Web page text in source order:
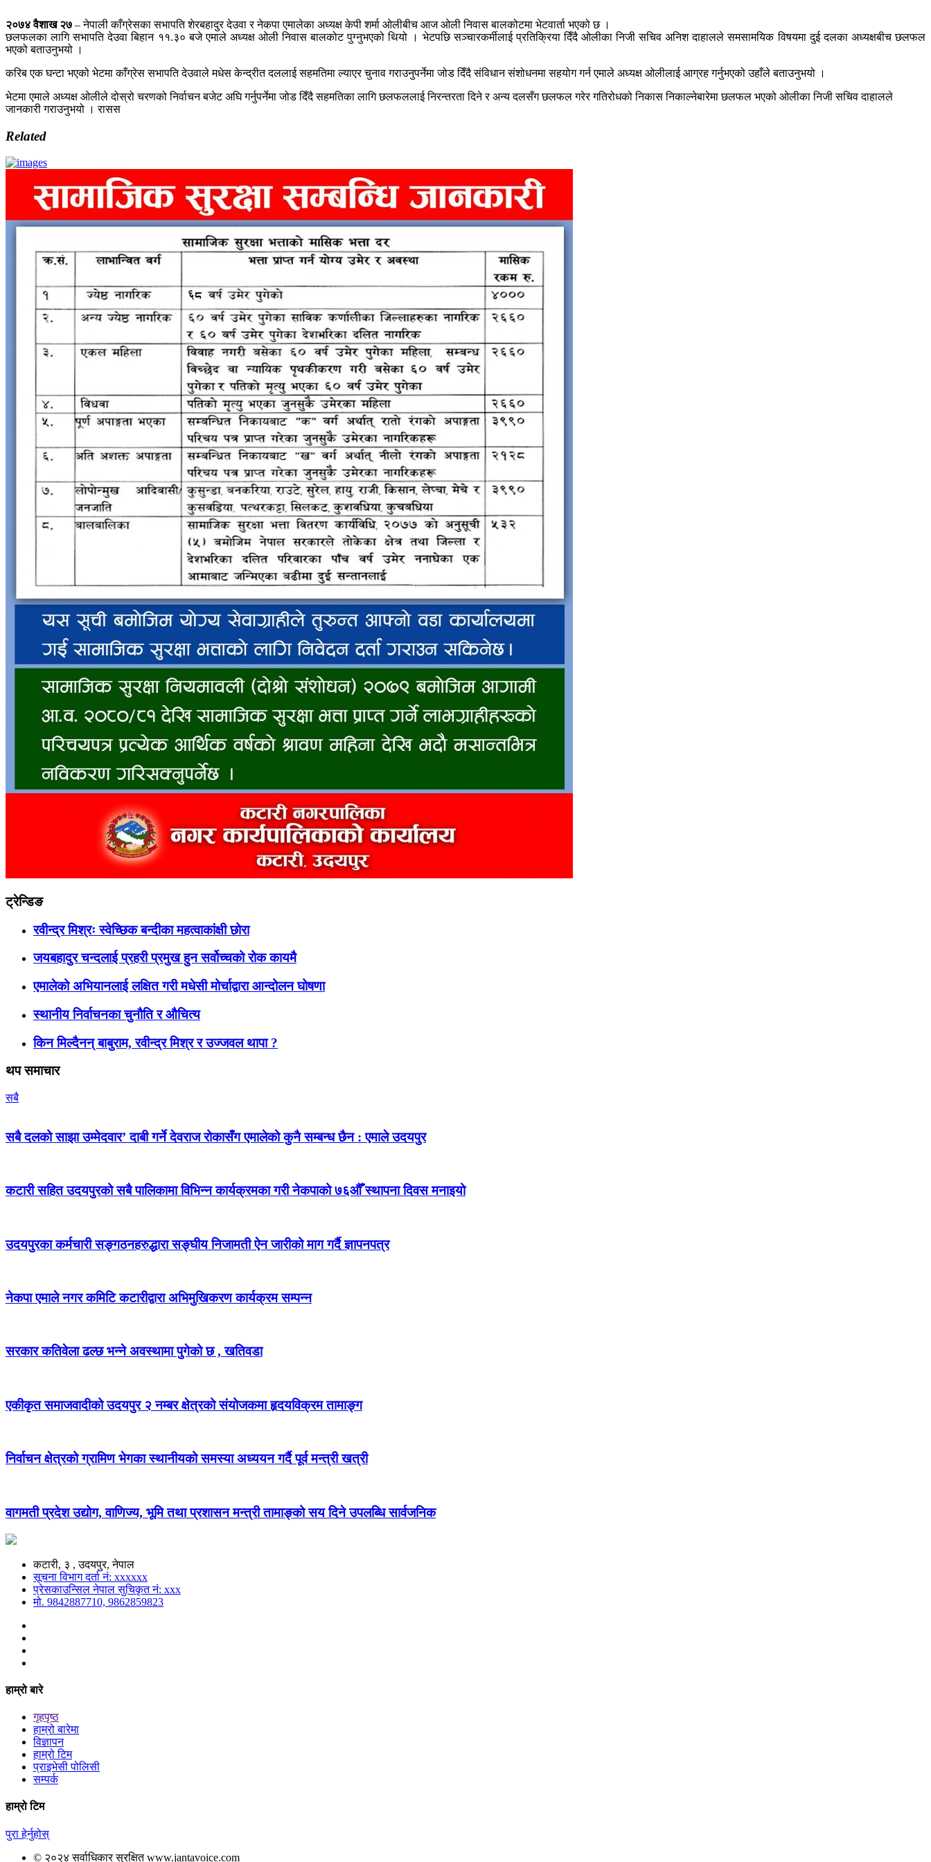
२०७४ वैशाख २७ – नेपाली काँग्रेसका सभापति शेरबहादुर देउवा र नेकपा एमालेका अध्यक्ष केपी शर्मा ओलीबीच आज ओली निवास बालकोटमा भेटवार्ता भएको छ ।
छलफलका लागि सभापति देउवा बिहान ११.३० बजे एमाले अध्यक्ष ओली निवास बालकोट पुग्नुभएको थियो । भेटपछि सञ्चारकर्मीलाई प्रतिक्रिया दिँदै ओलीका निजी सचिव अनिश दाहालले समसामयिक विषयमा दुई दलका अध्यक्षबीच छलफल
भएको बताउनुभयो ।
करिब एक घन्टा भएको भेटमा काँग्रेस सभापति देउवाले मधेस केन्द्रीत दललाई सहमतिमा ल्याएर चुनाव गराउनुपर्नेमा जोड दिँदै संविधान संशोधनमा सहयोग गर्न एमाले अध्यक्ष ओलीलाई आग्रह गर्नुभएको उहाँले बताउनुभयो ।
भेटमा एमाले अध्यक्ष ओलीले दोस्रो चरणको निर्वाचन बजेट अघि गर्नुपर्नेमा जोड दिँदै सहमतिका लागि छलफललाई निरन्तरता दिने र अन्य दलसँग छलफल गरेर गतिरोधको निकास निकाल्नेबारेमा छलफल भएको ओलीका निजी सचिव दाहालले
जानकारी गराउनुभयो । रासस
Related
ट्रेन्डिङ
रवीन्द्र मिश्रः स्वेच्छिक बन्दीका महत्वाकांक्षी छोरा
जयबहादुर चन्दलाई प्रहरी प्रमुख हुन सर्वोच्चको रोक कायमै
एमालेको अभियानलाई लक्षित गरी मधेसी मोर्चाद्वारा आन्दोलन घोषणा
स्थानीय निर्वाचनका चुनौति र औचित्य
किन मिल्दैनन् बाबुराम, रवीन्द्र मिश्र र उज्जवल थापा ?
थप समाचार
सबै
सबै दलको साझा उम्मेदवार’ दाबी गर्ने देवराज रोकासँग एमालेको कुनै सम्बन्ध छैन : एमाले उदयपुर
कटारी सहित उदयपुरको सबै पालिकामा विभिन्न कार्यक्रमका गरी नेकपाको ७६औँ स्थापना दिवस मनाइयो
उदयपुरका कर्मचारी सङ्गठनहरुद्धारा सङ्घीय निजामती ऐन जारीको माग गर्दै ज्ञापनपत्र
नेकपा एमाले नगर कमिटि कटारीद्वारा अभिमुखिकरण कार्यक्रम सम्पन्न
सरकार कतिवेला ढल्छ भन्ने अवस्थामा पुगेको छ , खतिवडा
एकीकृत समाजवादीको उदयपुर २ नम्बर क्षेत्रको संयोजकमा हृदयविक्रम तामाङ्ग
निर्वाचन क्षेत्रको ग्रामिण भेगका स्थानीयको समस्या अध्ययन गर्दै पूर्व मन्त्री खत्री
वागमती प्रदेश उद्योग, वाणिज्य, भूमि तथा प्रशासन मन्त्री तामाङ्को सय दिने उपलब्धि सार्वजनिक
कटारी, ३ , उदयपुर, नेपाल
सूचना विभाग दर्ता नं: xxxxxx
प्रेसकाउन्सिल नेपाल सुचिकृत नं: xxx
मो. 9842887710, 9862859823
हाम्रो बारे
गृहपृष्ठ
हाम्रो बारेमा
विज्ञापन
हाम्रो टिम
प्राइभेसी पोलिसी
सम्पर्क
हाम्रो टिम
पुरा हेर्नुहोस्
© २०२४ सर्वाधिकार सुरक्षित www.jantavoice.com